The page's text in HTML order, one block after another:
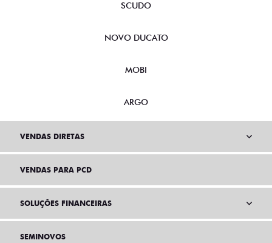
SCUDO
NOVO DUCATO
MOBI
ARGO
VENDAS DIRETAS
VENDAS PARA PCD
SOLUÇÕES FINANCEIRAS
SEMINOVOS